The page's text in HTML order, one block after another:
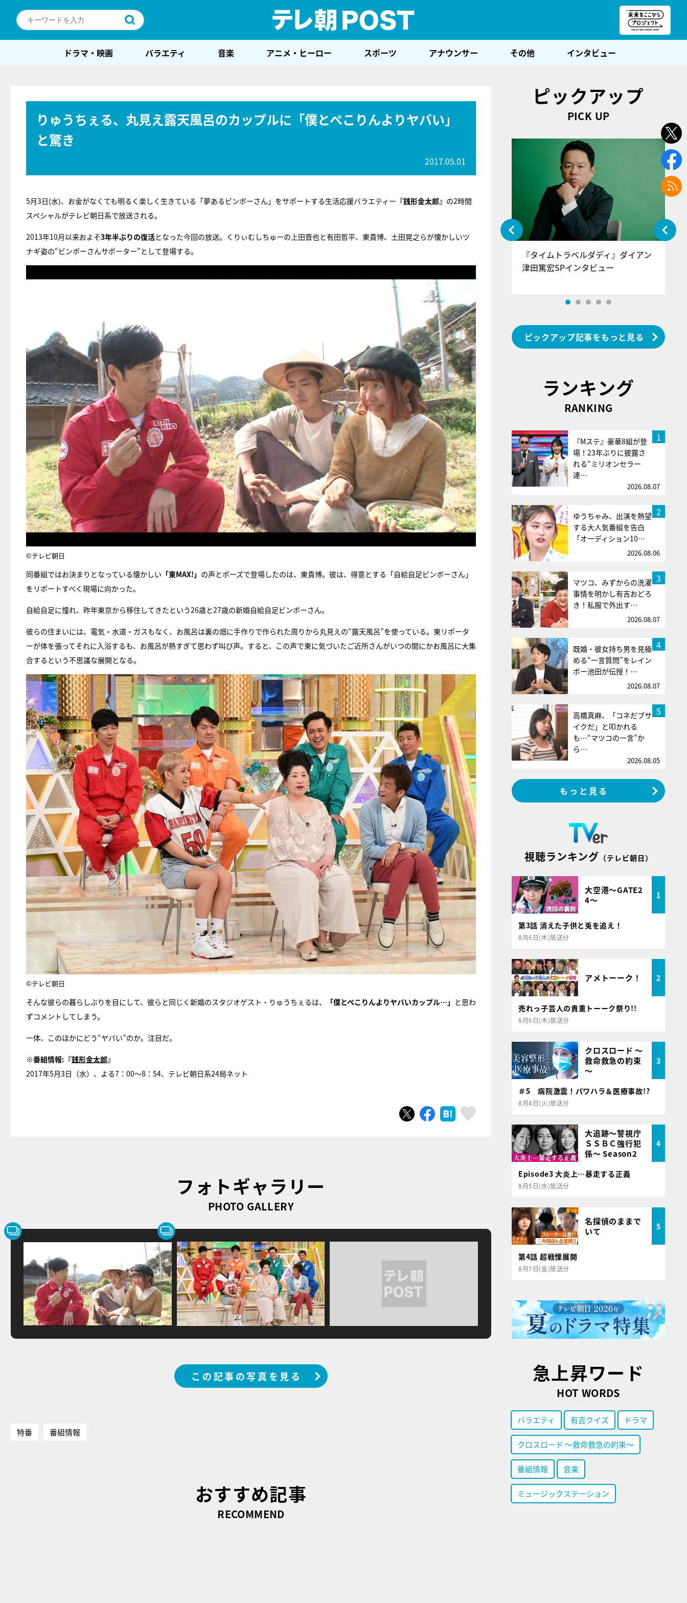
ドラマ・映画 バラエティ 音楽 アニメ・ヒーロー スポーツ アナウンサー その他 インタビュー
りゅうちぇる、丸見え露天風呂のカップルに「僕とぺこりんよりヤバい」
と驚き
2017.05.01
5月3日(水)、お金がなくても明るく楽しく生きている「夢あるビンボーさん」をサポートする生活応援バラエティー 『銭形金太郎』 の2時間
スペシャルがテレビ朝日系で放送される。
2013年10月以来およそ3年半ぶりの復活となった今回の放送。くりぃむしちゅーの上田晋也と有田哲平、東貴博、土田晃之らが懐かしいツ
ナギ姿の“ビンボーさんサポーター”として登場する。
©テレビ朝日
同番組ではお決まりとなっている懐かしい 「東MAX!」 の声とポーズで登場したのは、東貴博。彼は、得意とする「自給自足ビンボーさん」
をリポートすべく現場に向かった。
自給自足に憧れ、昨年東京から移住してきたという26歳と27歳の新婚自給自足ビンボーさん。
彼らの住まいには、電気・水道・ガスもなく、お風呂は裏の畑に手作りで作られた周りから丸見えの“露天風呂”を使っている。東リポータ
ーが体を張ってそれに入浴するも、お風呂が熱すぎて思わず叫び声。すると、この声で東に気づいたご近所さんがいつの間にかお風呂に大集
合するという不思議な展開となる。
©テレビ朝日
そんな彼らの暮らしぶりを目にして、彼らと同じく新婚のスタジオゲスト・りゅうちぇるは、 「僕とぺこりんよりヤバいカップル…」 と思わ
ずコメントしてしまう。
一体、このほかにどう“ヤバい”のか。注目だ。
※番組情報:『銭形金太郎』
2017年5月3日（水）、よる7：00～8：54、テレビ朝日系24局ネット
ツイートシェア はてブ
フォトギャラリー
PHOTO GALLERY
この記事の写真を見る
特番 番組情報
おすすめ記事
RECOMMEND
ピックアップ
PICK UP
E齋藤樹愛羅＆佐々木舞香SPインタ
ビュー
『タイムトラベルダディ』ダイアン
津田篤宏SPインタビュー
ピックアップ記事をもっと見る
ランキング
RANKING
1
『Mステ』豪華8組が登
場！23年ぶりに披露さ
れる“ミリオンセラー
達…
2026.08.07
2
ゆうちゃみ、出演を熱望
する大人気番組を告白
「オーディション10…
2026.08.06
3
マツコ、みずからの洗濯
事情を明かし有吉おどろ
き！私服で外出す…
2026.08.07
4
既婚・彼女持ち男を見極
める“一言質問”をレイン
ボー池田が伝授！…
2026.08.07
5
高橋真麻、「コネだブサ
イクだ」と叩かれる
も…“マツコの一言”か
ら…
2026.08.05
もっと見る
視聴ランキング （テレビ朝日）
大空港～GATE2
4～
1
第3話 消えた子供と兎を追え！
8月6日(木)放送分
アメトーーク！ 2
売れっ子芸人の貴重トーーク祭り!!
8月6日(木)放送分
クロスロード ～
救命救急の約束
～
3
＃5 病院激震！パワハラ＆医療事故!?
8月4日(火)放送分
大追跡～警視庁
ＳＳＢＣ強行犯
係～ Season2
4
Episode3 大炎上…暴走する正義
8月5日(水)放送分
名探偵のままで
いて
5
第4話 超戦慄展開
8月7日(金)放送分
急上昇ワード
HOT WORDS
バラエティ 有吉クイズ ドラマ
クロスロード ～救命救急の約束～
番組情報 音楽
ミュージックステーション